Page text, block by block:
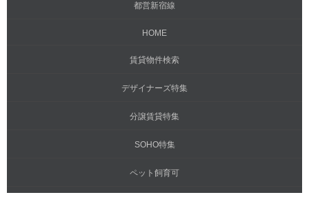
都営新宿線
HOME
賃貸物件検索
デザイナーズ特集
分譲賃貸特集
SOHO特集
ペット飼育可